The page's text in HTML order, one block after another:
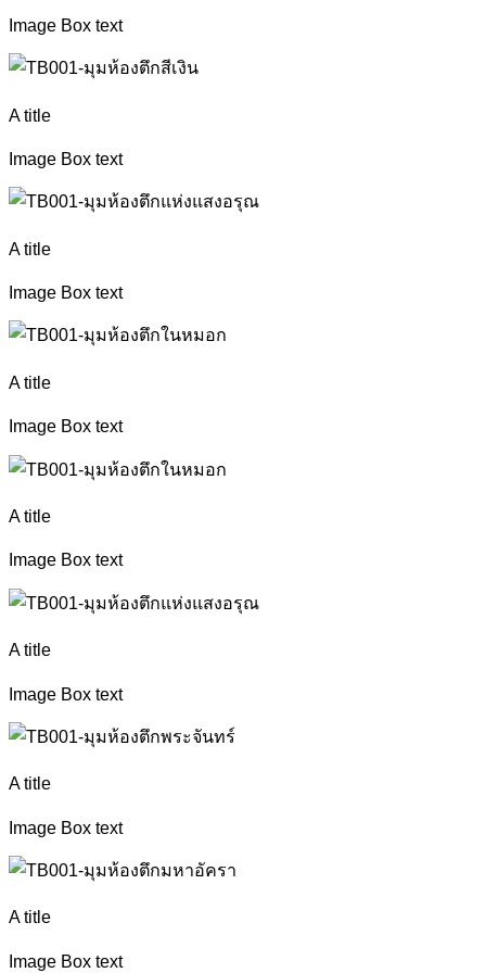
Image Box text
A title
Image Box text
A title
Image Box text
A title
Image Box text
A title
Image Box text
A title
Image Box text
A title
Image Box text
A title
Image Box text